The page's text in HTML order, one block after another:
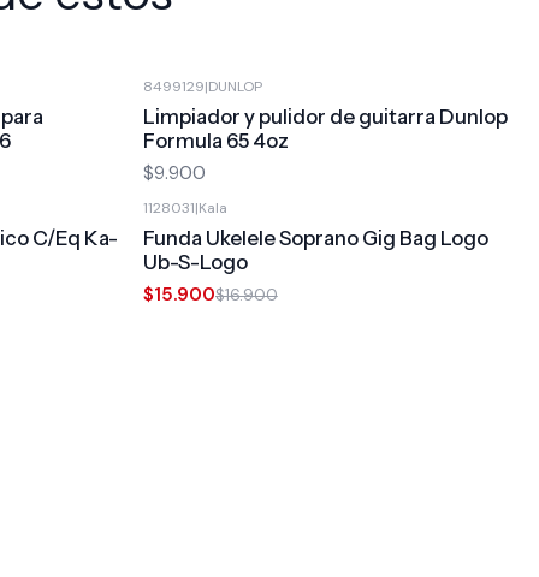
8499129|DUNLOP
Limpiador y pulidor de guitarra Dunlop
Formula 65 4oz
$9.900
C/Eq Ka-
1128031|Kala
Funda Ukelele Soprano Gig Bag Logo
Ub-S-Logo
$15.900$16.900